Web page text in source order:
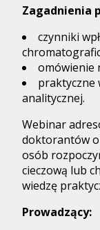
Zagadnienia
czynniki
omówienie
praktyczne
analitycznej.
Webinar
doktorantów
osób
cieczową lub
wiedzę
Prowadzący: